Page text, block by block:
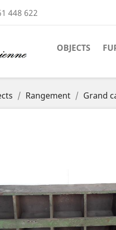
448 622
OBJECTS
Rangement Grand